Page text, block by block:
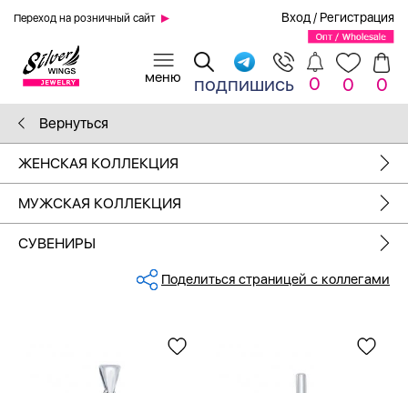
Переход на розничный сайт Вход / Регистрация
подпишись 0 0 0
Вернуться
ЖЕНСКАЯ КОЛЛЕКЦИЯ
МУЖСКАЯ КОЛЛЕКЦИЯ
СУВЕНИРЫ
Поделиться страницей с коллегами